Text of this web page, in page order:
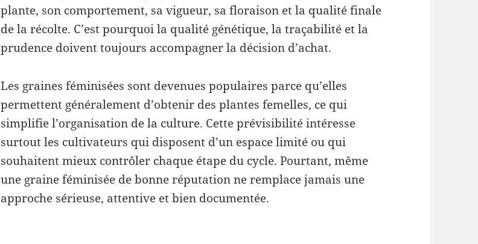
plante, son comportement, sa vigueur, sa floraison et la qualité finale
de la récolte. C’est pourquoi la qualité génétique, la traçabilité et la
prudence doivent toujours accompagner la décision d’achat.
Les graines féminisées sont devenues populaires parce qu’elles
permettent généralement d’obtenir des plantes femelles, ce qui
simplifie l’organisation de la culture. Cette prévisibilité intéresse
surtout les cultivateurs qui disposent d’un espace limité ou qui
souhaitent mieux contrôler chaque étape du cycle. Pourtant, même
une graine féminisée de bonne réputation ne remplace jamais une
approche sérieuse, attentive et bien documentée.